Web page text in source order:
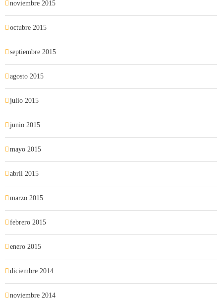
noviembre 2015
octubre 2015
septiembre 2015
agosto 2015
julio 2015
junio 2015
mayo 2015
abril 2015
marzo 2015
febrero 2015
enero 2015
diciembre 2014
noviembre 2014